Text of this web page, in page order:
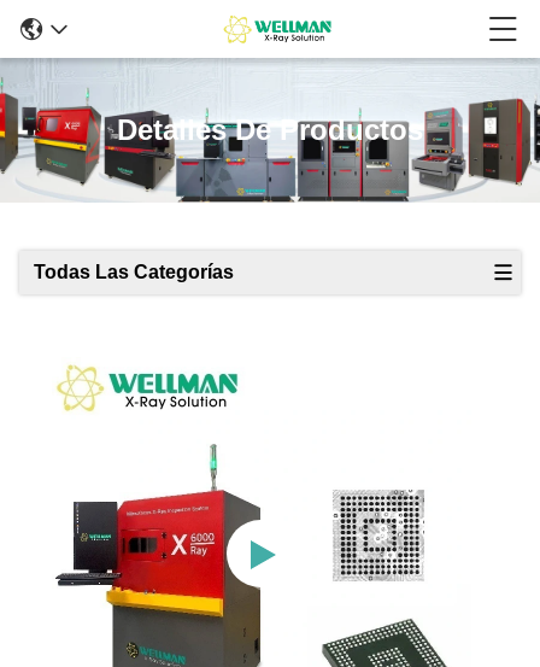
Detalles De Productos
Todas Las Categorías